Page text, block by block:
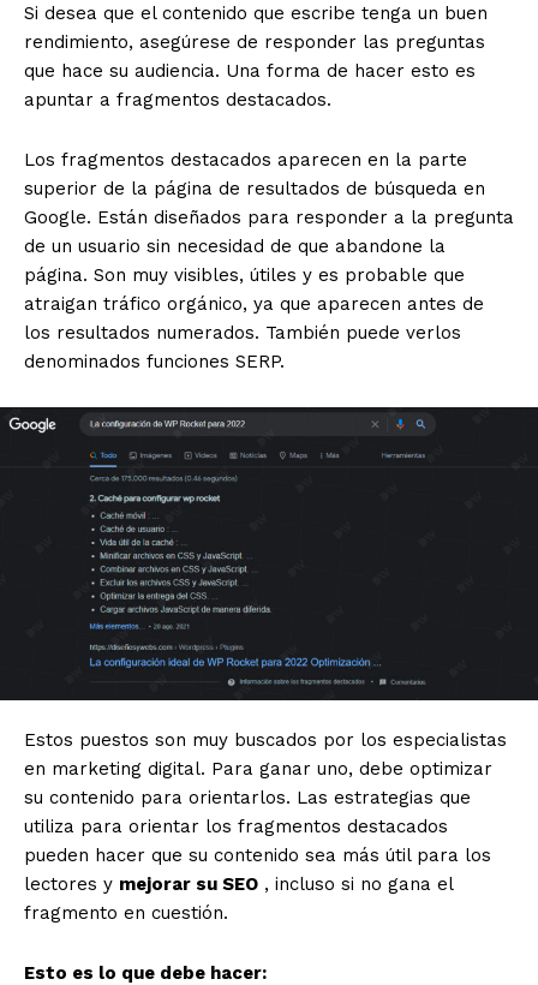
Si desea que el contenido que escribe tenga un buen
rendimiento, asegúrese de responder las preguntas
que hace su audiencia. Una forma de hacer esto es
apuntar a fragmentos destacados.
Los fragmentos destacados aparecen en la parte
superior de la página de resultados de búsqueda en
Google. Están diseñados para responder a la pregunta
de un usuario sin necesidad de que abandone la
página. Son muy visibles, útiles y es probable que
atraigan tráfico orgánico, ya que aparecen antes de
los resultados numerados. También puede verlos
denominados funciones SERP.
Estos puestos son muy buscados por los especialistas
en marketing digital. Para ganar uno, debe optimizar
su contenido para orientarlos. Las estrategias que
utiliza para orientar los fragmentos destacados
pueden hacer que su contenido sea más útil para los
lectores y mejorar su SEO , incluso si no gana el
fragmento en cuestión.
Esto es lo que debe hacer: